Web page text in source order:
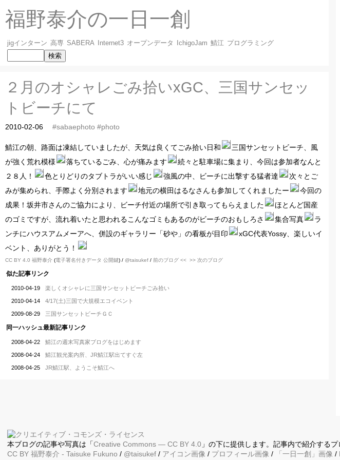
福野泰介の一日一創
jigインターン 高専 SABERA Internet3 オープンデータ IchigoJam 鯖江 プログラミング
２月のオシャレごみ拾いxGC、三国サンセッ
トビーチにて
2010-02-06 #sabaephoto #photo
鯖江の朝、路面は凍結していましたが、天気は良くてごみ拾い日和
三国サンセットビーチ、風
が強く荒れ模様
落ちているごみ、心が痛みます
続々と駐車場に集まり、今回は参加者なんと
２８人！
色とりどりのタブトラがいい感じ 強風の中、ビーチに出撃する猛者達
次々とご
みが集められ、手際よく分別されます
地元の横田はるなさんも参加してくれましたー
今回の
成果！坂井市さんのご協力により、ビーチ付近の場所で引き取ってもらえました
ほとんど国産
のゴミですが、流れ着いたと思われるこんなゴミもあるのがビーチのおもしろさ
集合写真
ラ
ンチにハウスアムメーアへ、併設のギャラリー「砂や」の看板が目印
xGC代表Yossy、楽しいイ
ベント、ありがとう！
CC BY 4.0 福野泰介 (電子署名付きデータ 公開鍵) / @taisukef / 前のブログ << >> 次のブログ
似た記事リンク
2010-04-19 楽しくオシャレに三国サンセットビーチごみ拾い
2010-04-14 4/17(土)三国で大規模エコイベント
2009-08-29 三国サンセットビーチＧＣ
同一ハッシュ最新記事リンク
2008-04-22 鯖江の週末写真家ブログをはじめます
2008-04-24 鯖江観光案内所、JR鯖江駅出てすぐ左
2008-04-25 JR鯖江駅、ようこそ鯖江へ
本ブログの記事や写真は「Creative Commons — CC BY 4.0 」の下に提供します。記事内で紹介する
CC BY 福野泰介 - Taisuke Fukuno / @taisukef / アイコン画像 / プロフィール画像 / 「一日一創」画像 /